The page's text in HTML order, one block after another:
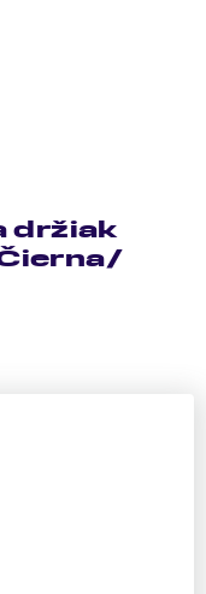
držiak